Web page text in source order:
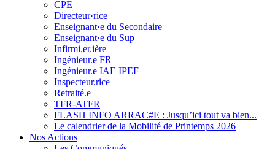
CPE
Directeur·rice
Enseignant·e du Secondaire
Enseignant·e du Sup
Infirmi.er.ière
Ingénieur.e FR
Ingénieur.e IAE IPEF
Inspecteur.rice
Retraité.e
TFR-ATFR
FLASH INFO ARRAC#E : Jusqu’ici tout va bien...
Le calendrier de la Mobilité de Printemps 2026
Nos Actions